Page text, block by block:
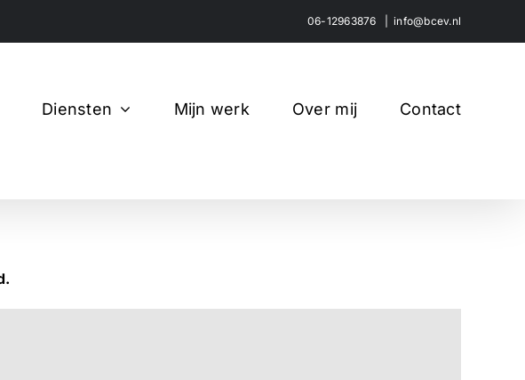
06-12963876 info@bcev.nl
Diensten Mijn werk Over mij Contact